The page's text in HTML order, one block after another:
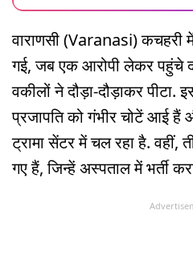
वाराणसी (Varanasi)
गई, जब एक आरोपी लेकर पहुंचे
वकीलों ने दौड़ा-दौड़ाकर पीटा.
प्रजापति को गंभीर चोटें आई
ट्रामा सेंटर में चल रहा है. वहीं,
गए हैं, जिन्हें अस्पताल में भर्ती